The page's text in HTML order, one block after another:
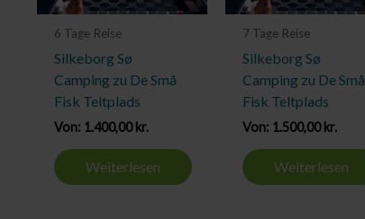
6 Tage Reise
Silkeborg Sø
Camping zu De Små
Fisk Teltplads
Von: 1.400,00kr.
Weiterlesen
7 Tage Reise
Silkeborg Sø
Camping zu De Små
Fisk Teltplads
Von: 1.500,00kr.
Weiterlesen